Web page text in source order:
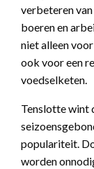
verbeteren
boeren en
niet alleen
ook voor een
voedselketen.
Tenslotte wint
populariteit.
worden